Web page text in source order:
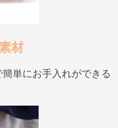
材
単にお手入れができる